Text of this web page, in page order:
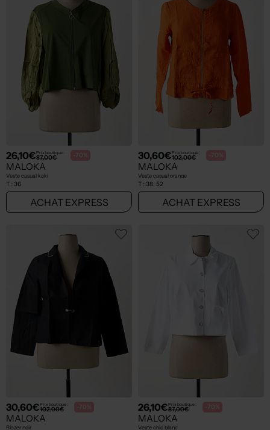
26,10€Prix boutique :
87,00€ -70%
MALOKA
Veste casual kaki
T : 36
ACHAT EXPRESS
30,60€Prix boutique :
102,00€ -70%
MALOKA
Veste casual orange
T : 38, 52
ACHAT EXPRESS
30,60€Prix boutique :
102,00€ -70%
MALOKA
Blazer noir
26,10€Prix boutique :
87,00€ -70%
MALOKA
Veste chic blanc